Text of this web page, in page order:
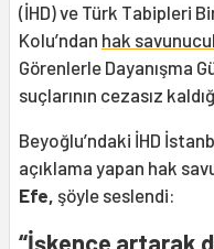
(İHD) ve Türk Tabipleri
Kolu’ndan hak
Görenlerle Dayanışma
suçlarının cezasız
Beyoğlu’ndaki İHD
açıklama yapan hak
Efe, şöyle seslendi:
“İşkence artarak